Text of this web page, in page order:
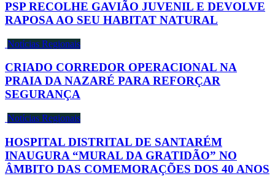
PSP RECOLHE GAVIÃO JUVENIL E DEVOLVE
RAPOSA AO SEU HABITAT NATURAL
Notícias Regionais
CRIADO CORREDOR OPERACIONAL NA
PRAIA DA NAZARÉ PARA REFORÇAR
SEGURANÇA
Notícias Regionais
HOSPITAL DISTRITAL DE SANTARÉM
INAUGURA “MURAL DA GRATIDÃO” NO
ÂMBITO DAS COMEMORAÇÕES DOS 40 ANOS